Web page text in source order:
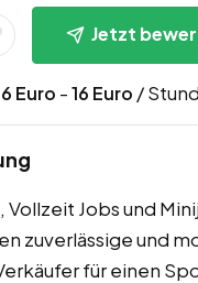
Jetzt
Euro -16 Euro /
Vollzeit Jobs und
zuverlässige und
für einen